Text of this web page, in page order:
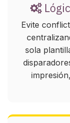
Evite
sola